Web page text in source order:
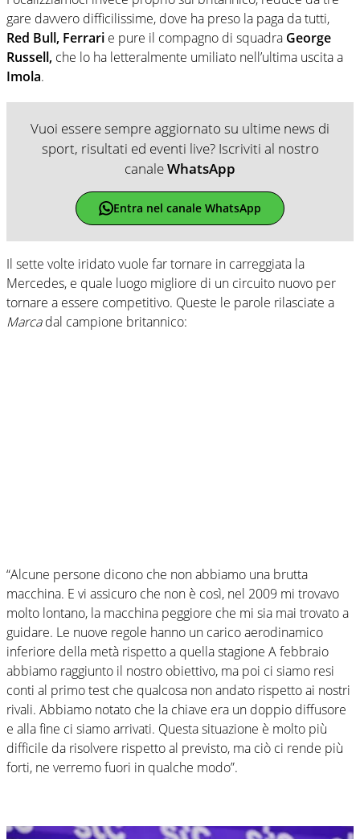
gare davvero difficilissime, dove ha preso la paga da tutti,
Red Bull, Ferrari e pure il compagno di squadra George
Russell, che lo ha letteralmente umiliato nell’ultima uscita a
Imola.
Vuoi essere sempre aggiornato su ultime news di
sport, risultati ed eventi live? Iscriviti al nostro
canaleWhatsApp
Entra nel canale WhatsApp
Il sette volte iridato vuole far tornare in carreggiata la
Mercedes, e quale luogo migliore di un circuito nuovo per
tornare a essere competitivo. Queste le parole rilasciate a
Marcadal campione britannico:
“Alcune persone dicono che non abbiamo una brutta
macchina. E vi assicuro che non è così, nel 2009 mi trovavo
molto lontano, la macchina peggiore che mi sia mai trovato a
guidare. Le nuove regole hanno un carico aerodinamico
inferiore della metà rispetto a quella stagione A febbraio
abbiamo raggiunto il nostro obiettivo, ma poi ci siamo resi
conti al primo test che qualcosa non andato rispetto ai nostri
rivali. Abbiamo notato che la chiave era un doppio diffusore
e alla fine ci siamo arrivati. Questa situazione è molto più
difficile da risolvere rispetto al previsto, ma ciò ci rende più
forti, ne verremo fuori in qualche modo”.